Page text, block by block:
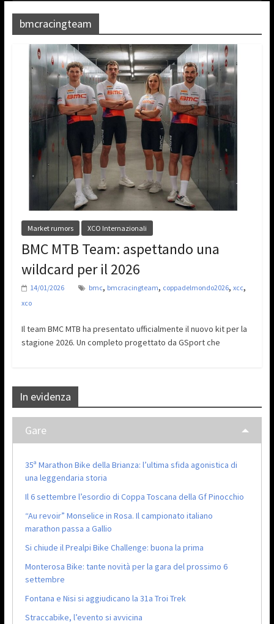
bmcracingteam
Market rumors XCO Internazionali
BMC MTB Team: aspettando una
wildcard per il 2026
14/01/2026 bmc, bmcracingteam, coppadelmondo2026, xcc,
xco
Il team BMC MTB ha presentato ufficialmente il nuovo kit per la
stagione 2026. Un completo progettato da GSport che
In evidenza
Gare
35ª Marathon Bike della Brianza: l’ultima sfida agonistica di
una leggendaria storia
Il 6 settembre l’esordio di Coppa Toscana della Gf Pinocchio
“Au revoir” Monselice in Rosa. Il campionato italiano
marathon passa a Gallio
Si chiude il Prealpi Bike Challenge: buona la prima
Monterosa Bike: tante novità per la gara del prossimo 6
settembre
Fontana e Nisi si aggiudicano la 31a Troi Trek
Straccabike, l’evento si avvicina